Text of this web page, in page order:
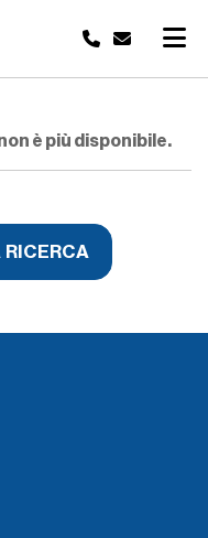
è più disponibile.
RICERCA